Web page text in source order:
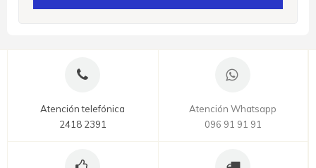
Atención telefónica
2418 2391
Atención Whatsapp
096 91 91 91